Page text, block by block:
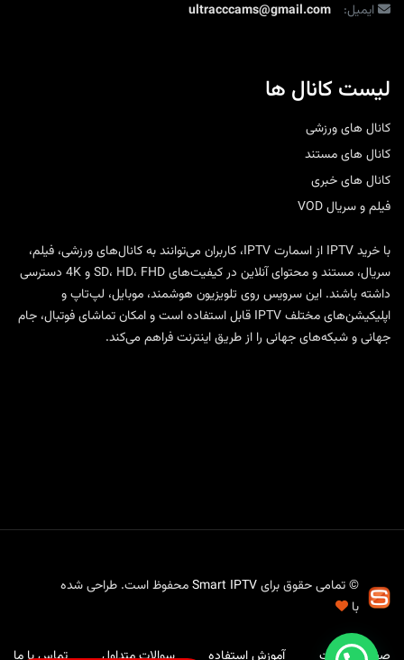
ایمیل:
ultracccams@gmail.com
لیست کانال ها
کانال های ورزشی
کانال های مستند
کانال های خبری
فیلم و سریال VOD
با خرید IPTV ازاسمارت IPTV
، کاربران می‌توانند به کانال‌های ورزشی، فیلم،
سریال، مستند و محتوای آنلاین در کیفیت‌های SD، HD، FHD و 4K دسترسی
داشته باشند. این سرویس روی تلویزیون هوشمند، موبایل، لپ‌تاپ و
اپلیکیشن‌های مختلف IPTV قابل استفاده است و امکان تماشای فوتبال، جام
جهانی و شبکه‌های جهانی را از طریق اینترنت فراهم می‌کند.
© تمامی حقوق برایSmart IPTVمحفوظ است. طراحی شده
با